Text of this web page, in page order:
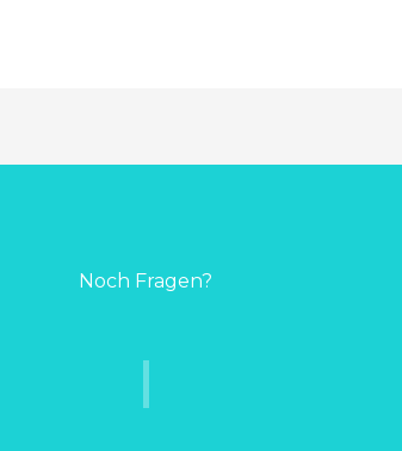
Noch Fragen?